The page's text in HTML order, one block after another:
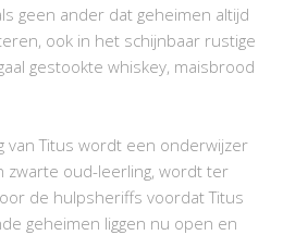
geen ander dat geheimen altijd
ook in het schijnbaar rustige
gestookte whiskey, maisbrood
van Titus wordt een onderwijzer
zwarte oud-leerling, wordt ter
de hulpsheriffs voordat Titus
geheimen liggen nu open en